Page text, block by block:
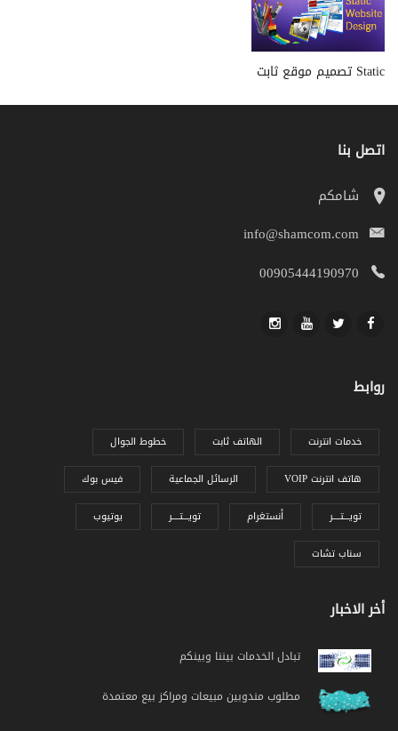
تصميم موقع ثابت Static
اتصل بنا
شامكم
info@shamcom.com
00905444190970
روابط
خدمات انترنت الهاتف ثابت
خطوط الجوال
VOIP هاتف انترنت
الرسائل الجماعية
فيس بوك
تويـــتــــر
أنستغرام تويـــتــــر
يوتيوب
سناب تشات
أخر الاخبار
تبادل الخدمات بيننا وبينكم
مطلوب مندوبين مبيعات ومراكز بيع معتمدة